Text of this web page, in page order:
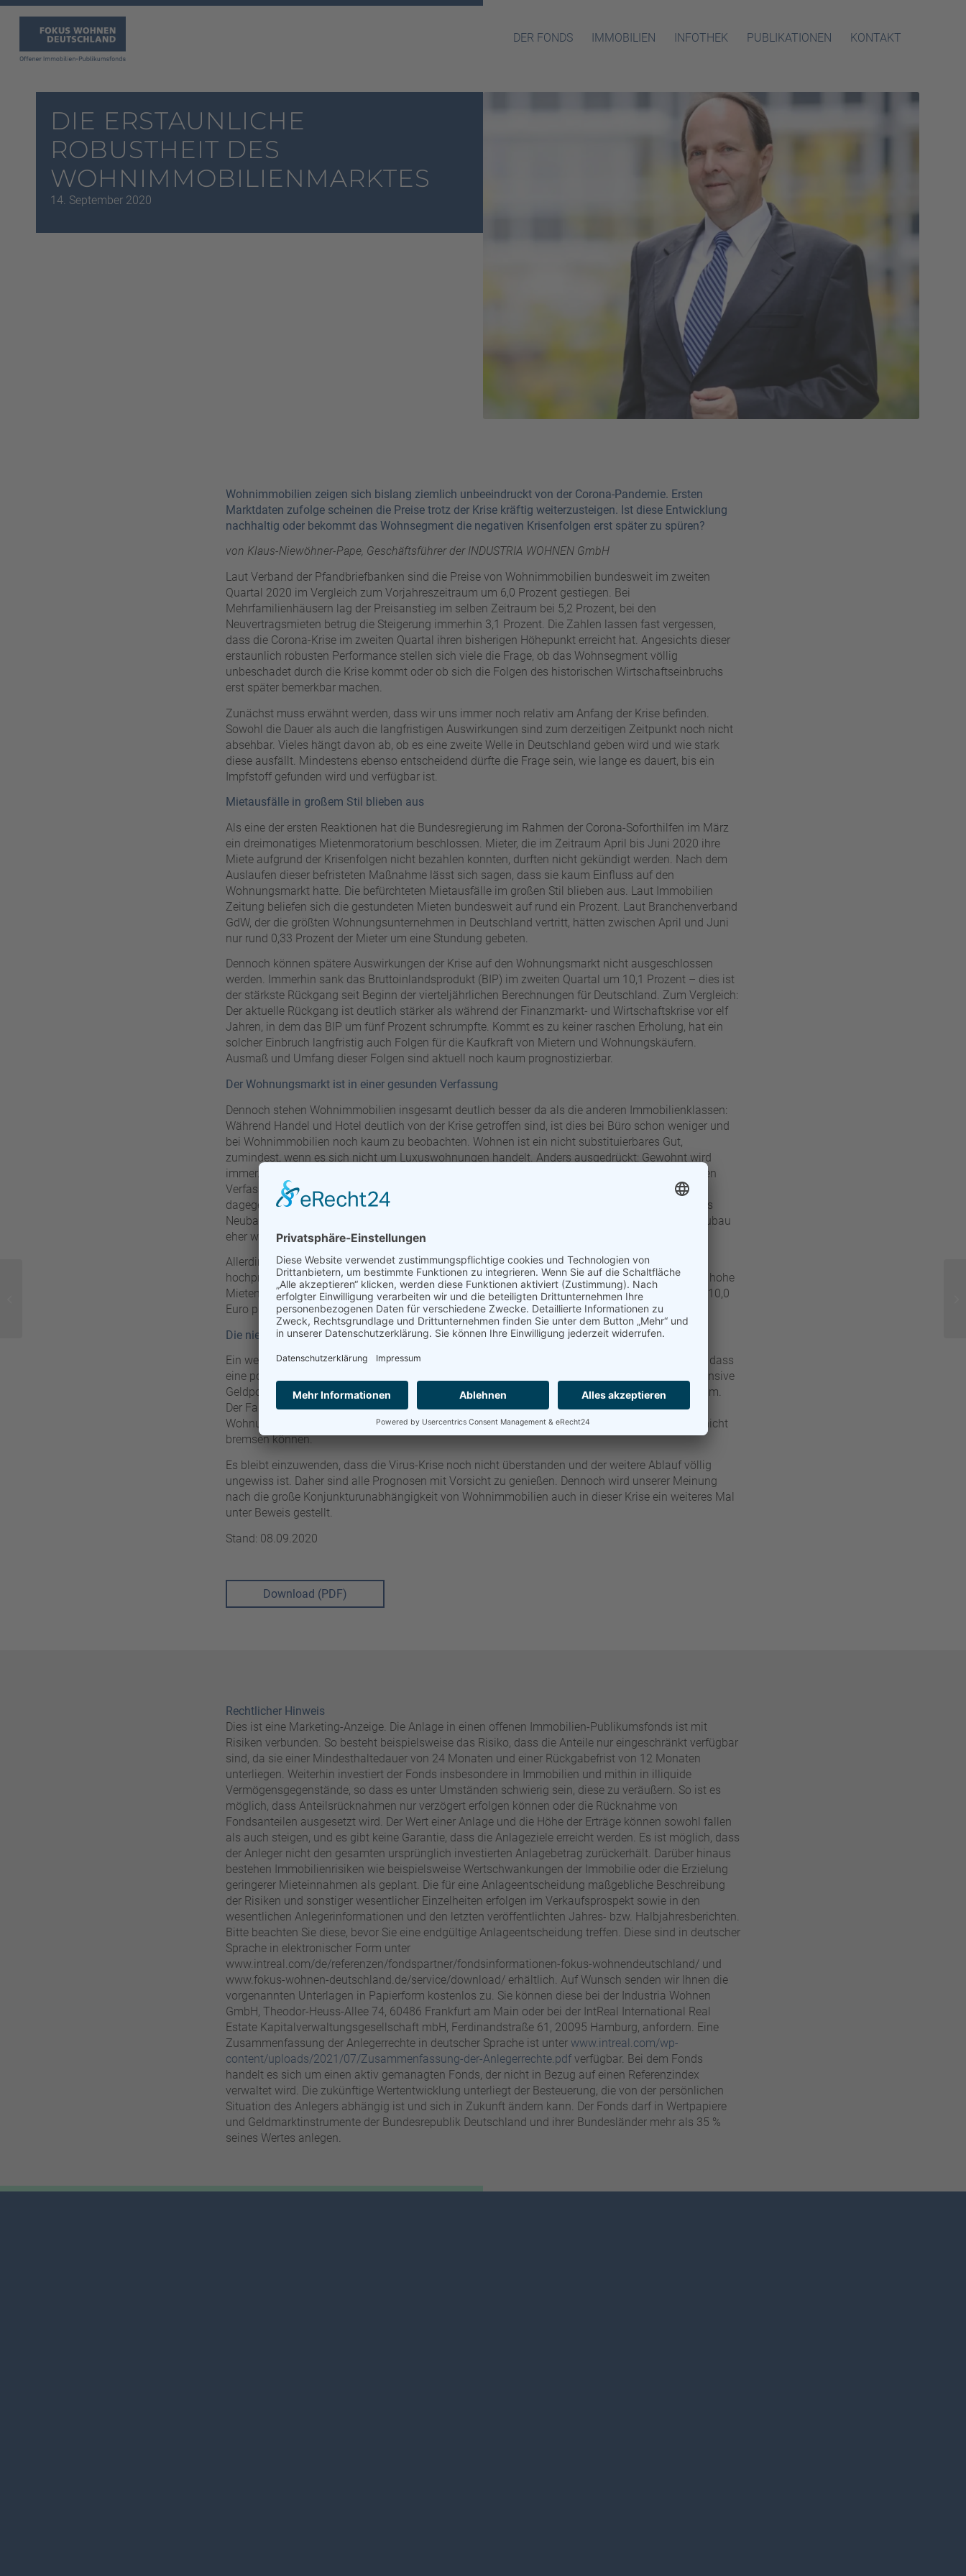
DER FONDS IMMOBILIEN INFOTHEK PUBLIKATIONEN KONTAKT
DIE ERSTAUNLICHE
ROBUSTHEIT DES
WOHNIMMOBILIENMARKTES
14. September 2020
Wohnimmobilien zeigen sich bislang ziemlich unbeeindruckt von der Corona-Pandemie. Ersten
Marktdaten zufolge scheinen die Preise trotz der Krise kräftig weiterzusteigen. Ist diese Entwicklung
nachhaltig oder bekommt das Wohnsegment die negativen Krisenfolgen erst später zu spüren?
von Klaus-Niewöhner-Pape, Geschäftsführer der INDUSTRIA WOHNEN GmbH
Laut Verband der Pfandbriefbanken sind die Preise von Wohnimmobilien bundesweit im zweiten
Quartal 2020 im Vergleich zum Vorjahreszeitraum um 6,0 Prozent gestiegen. Bei
Mehrfamilienhäusern lag der Preisanstieg im selben Zeitraum bei 5,2 Prozent, bei den
Neuvertragsmieten betrug die Steigerung immerhin 3,1 Prozent. Die Zahlen lassen fast vergessen,
dass die Corona-Krise im zweiten Quartal ihren bisherigen Höhepunkt erreicht hat. Angesichts dieser
erstaunlich robusten Performance stellen sich viele die Frage, ob das Wohnsegment völlig
unbeschadet durch die Krise kommt oder ob sich die Folgen des historischen Wirtschaftseinbruchs
erst später bemerkbar machen.
Zunächst muss erwähnt werden, dass wir uns immer noch relativ am Anfang der Krise befinden.
Sowohl die Dauer als auch die langfristigen Auswirkungen sind zum derzeitigen Zeitpunkt noch nicht
absehbar. Vieles hängt davon ab, ob es eine zweite Welle in Deutschland geben wird und wie stark
diese ausfällt. Mindestens ebenso entscheidend dürfte die Frage sein, wie lange es dauert, bis ein
Impfstoff gefunden wird und verfügbar ist.
Mietausfälle in großem Stil blieben aus
Als eine der ersten Reaktionen hat die Bundesregierung im Rahmen der Corona-Soforthilfen im März
ein dreimonatiges Mietenmoratorium beschlossen. Mieter, die im Zeitraum April bis Juni 2020 ihre
Miete aufgrund der Krisenfolgen nicht bezahlen konnten, durften nicht gekündigt werden. Nach dem
Auslaufen dieser befristeten Maßnahme lässt sich sagen, dass sie kaum Einfluss auf den
Wohnungsmarkt hatte. Die befürchteten Mietausfälle im großen Stil blieben aus. Laut Immobilien
Zeitung beliefen sich die gestundeten Mieten bundesweit auf rund ein Prozent. Laut Branchenverband
GdW, der die größten Wohnungsunternehmen in Deutschland vertritt, hätten zwischen April und Juni
nur rund 0,33 Prozent der Mieter um eine Stundung gebeten.
Dennoch können spätere Auswirkungen der Krise auf den Wohnungsmarkt nicht ausgeschlossen
werden. Immerhin sank das Bruttoinlandsprodukt (BIP) im zweiten Quartal um 10,1 Prozent – dies ist
der stärkste Rückgang seit Beginn der vierteljährlichen Berechnungen für Deutschland. Zum Vergleich:
Der aktuelle Rückgang ist deutlich stärker als während der Finanzmarkt- und Wirtschaftskrise vor elf
Jahren, in dem das BIP um fünf Prozent schrumpfte. Kommt es zu keiner raschen Erholung, hat ein
solcher Einbruch langfristig auch Folgen für die Kaufkraft von Mietern und Wohnungskäufern.
Ausmaß und Umfang dieser Folgen sind aktuell noch kaum prognostizierbar.
Der Wohnungsmarkt ist in einer gesunden Verfassung
Dennoch stehen Wohnimmobilien insgesamt deutlich besser da als die anderen Immobilienklassen:
Während Handel und Hotel deutlich von der Krise getroffen sind, ist dies bei Büro schon weniger und
bei Wohnimmobilien noch kaum zu beobachten. Wohnen ist ein nicht substituierbares Gut,
zumindest, wenn es sich nicht um Luxuswohnungen handelt. Anders ausgedrückt: Gewohnt wird
immer. Außerdem ist der Wohnungsmarkt in Bezug auf Angebot und Nachfrage in einer gesunden
Verfassung. Die Nachfrage nach Wohnraum – vor allem in den Städten – ist hoch, das Angebot
dagegen knapp. Daran hat sich auch in der Krise nichts geändert. Es ist zudem zu erwarten, dass
Neubauprojekte sich in der kommenden Zeit teilweise verzögern werden. Das heißt, dass der Neubau
eher weniger zu einer Entspannung auf den Wohnungsmärkten beitragen wird.
Allerdings ist nicht das gesamte Wohnsegment immun: Preisrisiken existieren am ehesten bei
hochpreisigen Eigentumswohnungen sowie im Sektor Mikrowohnen, in dem auch teilweise sehr hohe
Mieten aufgerufen werden. Das niedrige und mittlere Segment mit Mieten von zwischen 6,0 und 10,0
Euro pro Quadratmeter und Monat kalt kann jedoch als sehr krisensicher eingestuft werden.
Die niedrigen Zinsen schlagen alle anderen Einflüsse auf den Wohnungsmarkt
Ein weiterer stabilisierender Faktor sind die niedrigen Zinsen. Die Corona-Krise hat dazu geführt, dass
eine potenzielle Zinswende endgültig in ferne Zukunft gerückt ist. Die EZB hat ihre ohnehin expansive
Geldpolitik noch einmal verstärkt – – Stichwort 750-Milliarden-Pandemie-Notfallankaufprogramm.
Der Faktor Zinsen hat in der Vergangenheit immer alle anderen negativen Einflüsse auf die
Wohnungspreise überlagert. Deswegen hat auch die COVID-19-Krise den weiteren Preisanstieg nicht
bremsen können.
Es bleibt einzuwenden, dass die Virus-Krise noch nicht überstanden und der weitere Ablauf völlig
ungewiss ist. Daher sind alle Prognosen mit Vorsicht zu genießen. Dennoch wird unserer Meinung
nach die große Konjunkturunabhängigkeit von Wohnimmobilien auch in dieser Krise ein weiteres Mal
unter Beweis gestellt.
Stand: 08.09.2020
Download (PDF)
Rechtlicher Hinweis
Dies ist eine Marketing-Anzeige. Die Anlage in einen offenen Immobilien-Publikumsfonds ist mit
Risiken verbunden. So besteht beispielsweise das Risiko, dass die Anteile nur eingeschränkt verfügbar
sind, da sie einer Mindesthaltedauer von 24 Monaten und einer Rückgabefrist von 12 Monaten
unterliegen. Weiterhin investiert der Fonds insbesondere in Immobilien und mithin in illiquide
Vermögensgegenstände, so dass es unter Umständen schwierig sein, diese zu veräußern. So ist es
möglich, dass Anteilsrücknahmen nur verzögert erfolgen können oder die Rücknahme von
Fondsanteilen ausgesetzt wird. Der Wert einer Anlage und die Höhe der Erträge können sowohl fallen
als auch steigen, und es gibt keine Garantie, dass die Anlageziele erreicht werden. Es ist möglich, dass
der Anleger nicht den gesamten ursprünglich investierten Anlagebetrag zurückerhält. Darüber hinaus
bestehen Immobilienrisiken wie beispielsweise Wertschwankungen der Immobilie oder die Erzielung
geringerer Mieteinnahmen als geplant. Die für eine Anlageentscheidung maßgebliche Beschreibung
der Risiken und sonstiger wesentlicher Einzelheiten erfolgen im Verkaufsprospekt sowie in den
wesentlichen Anlegerinformationen und den letzten veröffentlichten Jahres- bzw. Halbjahresberichten.
Bitte beachten Sie diese, bevor Sie eine endgültige Anlageentscheidung treffen. Diese sind in deutscher
Sprache in elektronischer Form unter
www.intreal.com/de/referenzen/fondspartner/fondsinformationen-fokus-wohnendeutschland/ und
www.fokus-wohnen-deutschland.de/service/download/ erhältlich. Auf Wunsch senden wir Ihnen die
vorgenannten Unterlagen in Papierform kostenlos zu. Sie können diese bei der Industria Wohnen
GmbH, Theodor-Heuss-Allee 74, 60486 Frankfurt am Main oder bei der IntReal International Real
Estate Kapitalverwaltungsgesellschaft mbH, Ferdinandstraße 61, 20095 Hamburg, anfordern. Eine
Zusammenfassung der Anlegerrechte in deutscher Sprache ist unter www.intreal.com/wp-
content/uploads/2021/07/Zusammenfassung-der-Anlegerrechte.pdfverfügbar. Bei dem Fonds
handelt es sich um einen aktiv gemanagten Fonds, der nicht in Bezug auf einen Referenzindex
verwaltet wird. Die zukünftige Wertentwicklung unterliegt der Besteuerung, die von der persönlichen
Situation des Anlegers abhängig ist und sich in Zukunft ändern kann. Der Fonds darf in Wertpapiere
und Geldmarktinstrumente der Bundesrepublik Deutschland und ihrer Bundesländer mehr als 35 %
seines Wertes anlegen.